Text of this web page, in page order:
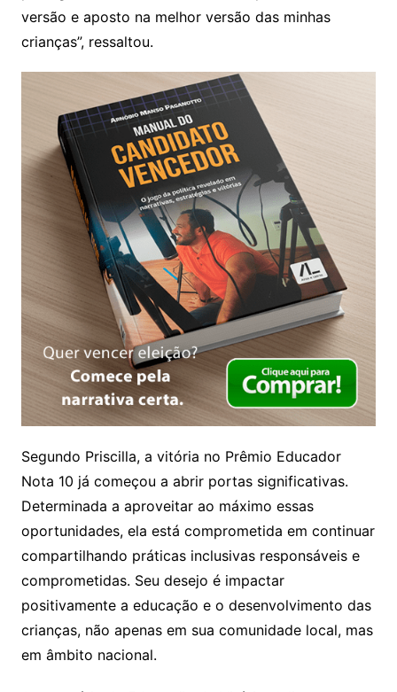
versão e aposto na melhor versão das minhas
crianças”, ressaltou.
Segundo Priscilla, a vitória no Prêmio Educador
Nota 10 já começou a abrir portas significativas.
Determinada a aproveitar ao máximo essas
oportunidades, ela está comprometida em continuar
compartilhando práticas inclusivas responsáveis e
comprometidas. Seu desejo é impactar
positivamente a educação e o desenvolvimento das
crianças, não apenas em sua comunidade local, mas
em âmbito nacional.